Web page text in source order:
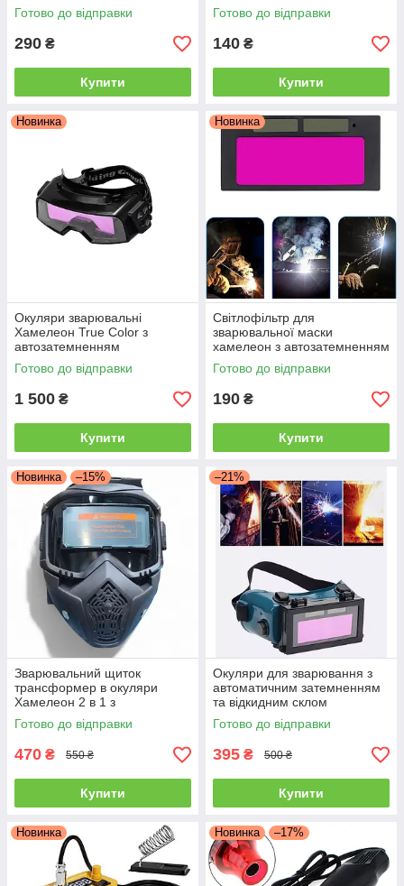
Готово до відправки
290 ₴
Купити
Готово до відправки
140 ₴
Купити
Новинка
Окуляри зварювальні
Хамелеон True Color з
автозатемненням
(регульовані)
Готово до відправки
1 500 ₴
Купити
Новинка
Світлофільтр для
зварювальної маски
хамелеон з автозатемненням
108х50 мм (фотоелемент)
Готово до відправки
190 ₴
Купити
Новинка –15%
Зварювальний щиток
трансформер в окуляри
Хамелеон 2 в 1 з
автоматичним затемненням
Готово до відправки
470 ₴ 550 ₴
Купити
–21%
Окуляри для зварювання з
автоматичним затемненням
та відкидним склом
Хамелеон, захисні окуляри
для зварювальних робіт
Готово до відправки
395 ₴ 500 ₴
Купити
Новинка Новинка –17%